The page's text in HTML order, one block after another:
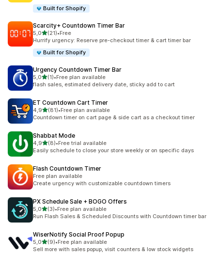
Built for Shopify
Scarcity+ Countdown Timer Bar
5,0stelle su 5
(21)
21 recensioni totali
•Free
Hurrify urgency: Reserve pre-checkout timer & cart timer bar
Built for Shopify
Urgency Countdown Timer Bar
5,0stelle su 5
(1)
1 recensioni totali
•Free plan available
flash sales, estimated delivery date, sticky add to cart
ET Countdown Cart Timer
4,9stelle su 5
(81)
81 recensioni totali
•Free plan available
Countdown timer on cart page & side cart as a checkout timer
Shabbat Mode
4,9stelle su 5
(8)
8 recensioni totali
•Free trial available
Easily schedule to close your store weekly or on specific days
Flash Countdown Timer
Free plan available
Create urgency with customizable countdown timers
PX Schedule Sale + BOGO Offers
5,0stelle su 5
(3)
3 recensioni totali
•Free plan available
Run Flash Sales & Scheduled Discounts with Countdown timer bar
WiserNotify Social Proof Popup
5,0stelle su 5
(9)
9 recensioni totali
•Free plan available
Sell more with sales popup, visit counters & low stock widgets